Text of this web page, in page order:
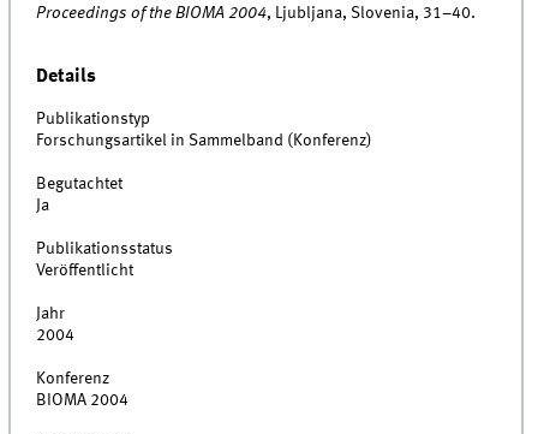
Proceedings of the BIOMA 2004, Ljubljana, Slovenia, 31–40.
Details
Publikationstyp
Forschungsartikel in Sammelband (Konferenz)
Begutachtet
Ja
Publikationsstatus
Veröffentlicht
Jahr
2004
Konferenz
BIOMA 2004